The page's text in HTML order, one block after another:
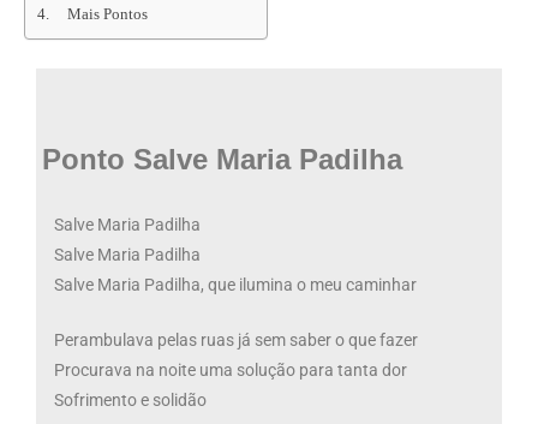
Mais Pontos
Ponto Salve Maria Padilha
Salve Maria Padilha
Salve Maria Padilha
Salve Maria Padilha, que ilumina o meu caminhar
Perambulava pelas ruas já sem saber o que fazer
Procurava na noite uma solução para tanta dor
Sofrimento e solidão